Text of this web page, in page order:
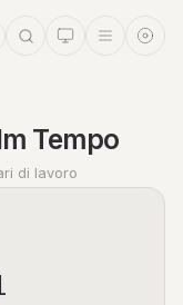
Tempo
di lavoro